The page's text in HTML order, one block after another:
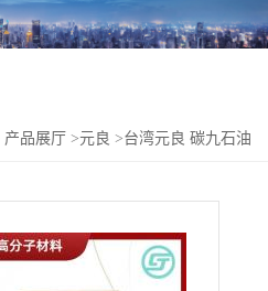
产品展厅 >元良 >台湾元良 碳九石油